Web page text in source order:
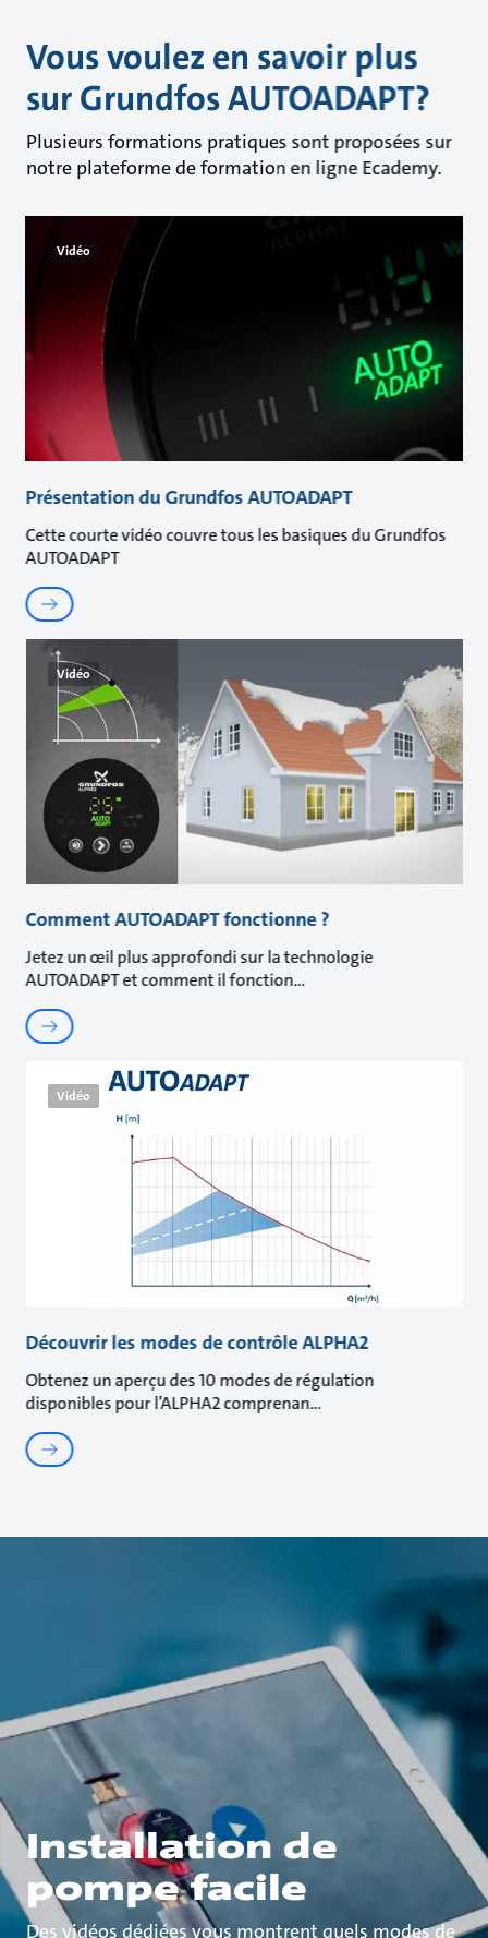
Vous voulez en savoir plus
sur Grundfos AUTOADAPT?
Plusieurs formations pratiques sont proposées sur
notre plateforme de formation en ligne Ecademy.
Vidéo
Présentation du Grundfos AUTOADAPT
Cette courte vidéo couvre tous les basiques du Grundfos
AUTOADAPT
Vidéo
Comment AUTOADAPT fonctionne ?
Jetez un œil plus approfondi sur la technologie
AUTOADAPT et comment il fonction
Vidéo
Découvrir les modes de contrôle ALPHA2
Obtenez un aperçu des 10 modes de régulation
disponibles pour l’ALPHA2 comprenan
Installation de
pompe facile
Des vidéos dédiées vous montrent quels modes de